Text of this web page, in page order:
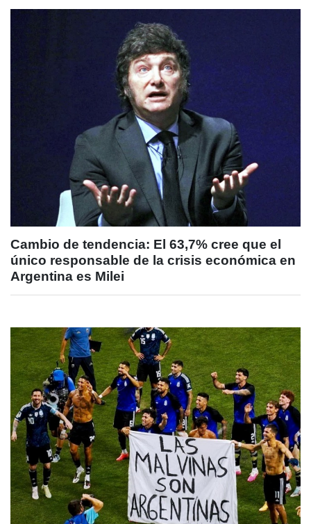
Cambio de tendencia: El 63,7% cree que el
único responsable de la crisis económica en
Argentina es Milei